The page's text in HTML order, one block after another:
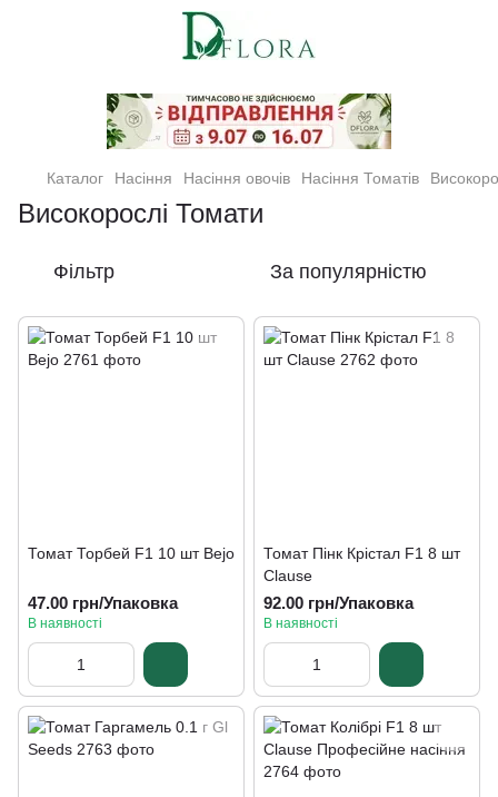
Кімнатні рослини та квіти
Каталог Насіння Насіння овочів Насіння Томатів
Високорослі Томати
Фільтр За популярністю
Томат Торбей F1 10 шт Bejo
47.00 грн/Упаковка
В наявності
Томат Пінк Крістал F1 8 шт
Clause
92.00 грн/Упаковка
В наявності